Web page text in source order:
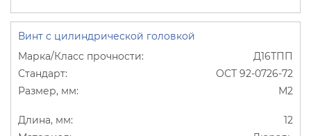
Винт с цилиндрической головкой
Д16ТПП
ОСТ 92-0726-72
М2
12